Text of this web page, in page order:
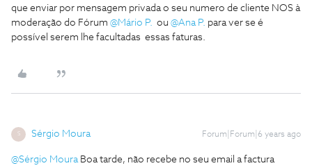
que enviar por mensagem privada o seu numero de cliente NOS à
moderação do Fórum @Mário P. ou @Ana P. para ver se é
possível serem lhe facultadas essas faturas.
S Sérgio Moura Forum|Forum|6 years ago
@Sérgio MouraBoa tarde, não recebe no seu email a factura